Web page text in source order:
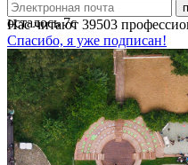
Нас читают 39503
Спасибо, я уже подписан!
осталось7с